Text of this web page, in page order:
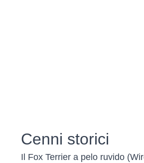
Cenni storici
Il Fox Terrier a pelo ruvido